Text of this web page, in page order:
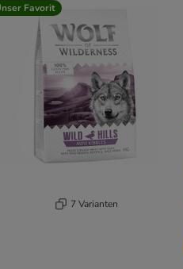
Favorit
7 Varianten